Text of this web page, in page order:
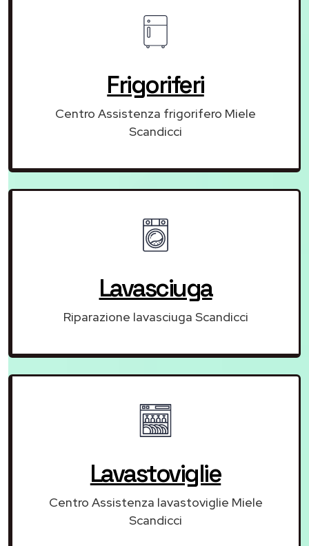
Frigoriferi
Centro Assistenza frigorifero Miele
Scandicci
Lavasciuga
Riparazione lavasciuga Scandicci
Lavastoviglie
Centro Assistenza lavastoviglie Miele
Scandicci